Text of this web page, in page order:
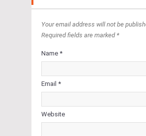
Your email address will not be
Required fields are marked *
Name *
Email *
Website